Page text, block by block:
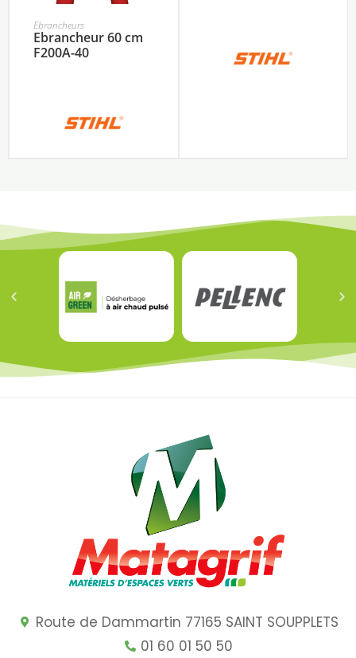
Ebrancheurs
Ebrancheur 60 cm
F200A-40
Route de Dammartin 77165 SAINT SOUPPLETS
01 60 01 50 50